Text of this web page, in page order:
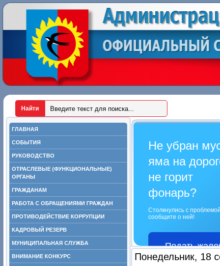
ГЛАВНАЯ
СОБЫТИЯ
РУКОВОДСТВО
ОТРАСЛЕВЫЕ (ФУНКЦИОНАЛЬНЫЕ)
ОРГАНЫ
ГРАЖДАНАМ
РАБОТА С ОБРАЩЕНИЯМИ ГРАЖДАН
ПРОТИВОДЕЙСТВИЕ КОРРУПЦИИ
КАДРОВЫЙ РЕЗЕРВ
МУНИЦИПАЛЬНАЯ СЛУЖБА
ВНИМАНИЕ КОНКУРС
Не убран
яма на
не горит
фонарь?
Столкнулись с
сообщите о ней!
Подать
Понедельник, 18